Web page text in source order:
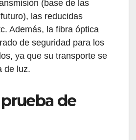
(base de las
las reducidas
Además, la fibra óptica
de seguridad para los
ya que su transporte se
de luz.
de